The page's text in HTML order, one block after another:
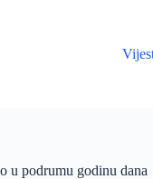
u podrumu godinu dana